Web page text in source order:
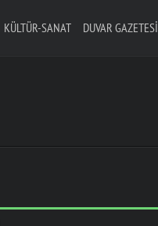
KÜLTÜR-SANAT DUVAR GAZETESI